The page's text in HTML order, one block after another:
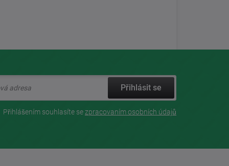
Přihlásit se
Přihlášením souhlasíte sezpracovaním osobních údajů